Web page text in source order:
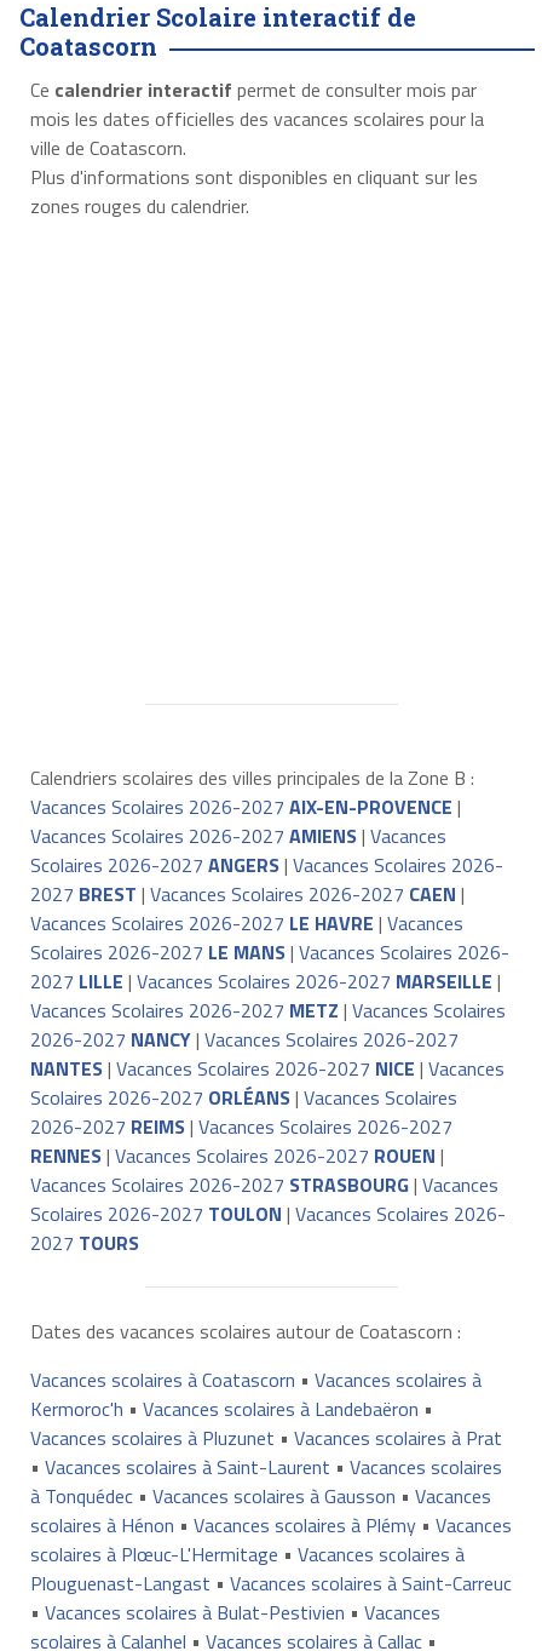
Calendrier Scolaire interactif de
Coatascorn
Ce calendrier interactif permet de consulter mois par
mois les dates officielles des vacances scolaires pour la
ville de Coatascorn.
Plus d'informations sont disponibles en cliquant sur les
zones rouges du calendrier.
Calendriers scolaires des villes principales de la Zone B :
Vacances Scolaires 2026-2027 AIX-EN-PROVENCE |
Vacances Scolaires 2026-2027 AMIENS| Vacances
Scolaires 2026-2027 ANGERS| Vacances Scolaires 2026-
2027 BREST | Vacances Scolaires 2026-2027 CAEN |
Vacances Scolaires 2026-2027 LE HAVRE | Vacances
Scolaires 2026-2027 LE MANS| Vacances Scolaires 2026-
2027 LILLE | Vacances Scolaires 2026-2027 MARSEILLE |
Vacances Scolaires 2026-2027 METZ | Vacances Scolaires
2026-2027 NANCY| Vacances Scolaires 2026-2027
NANTES| Vacances Scolaires 2026-2027 NICE | Vacances
Scolaires 2026-2027 ORLÉANS| Vacances Scolaires
2026-2027 REIMS| Vacances Scolaires 2026-2027
RENNES| Vacances Scolaires 2026-2027 ROUEN |
Vacances Scolaires 2026-2027 STRASBOURG| Vacances
Scolaires 2026-2027 TOULON | Vacances Scolaires 2026-
2027 TOURS
Dates des vacances scolaires autour de Coatascorn :
Vacances scolaires à Coatascorn • Vacances scolaires à
Kermoroc'h • Vacances scolaires à Landebaëron •
Vacances scolaires à Pluzunet • Vacances scolaires à Prat
• Vacances scolaires à Saint-Laurent • Vacances scolaires
à Tonquédec• Vacances scolaires à Gausson • Vacances
scolaires à Hénon • Vacances scolaires à Plémy• Vacances
scolaires à Plœuc-L'Hermitage • Vacances scolaires à
Plouguenast-Langast • Vacances scolaires à Saint-Carreuc
• Vacances scolaires à Bulat-Pestivien • Vacances
scolaires à Calanhel • Vacances scolaires à Callac•